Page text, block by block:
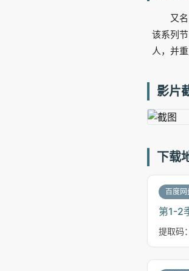
又
该系列
人，并
影片
下载
百度网
第1-2
提取码：